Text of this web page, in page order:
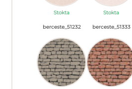
Stokta Stokta
berceste_51232 berceste_51333